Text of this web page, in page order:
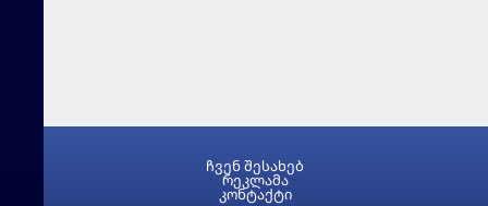
ჩვენ შესახებ
რეკლამა
კონტაქტი